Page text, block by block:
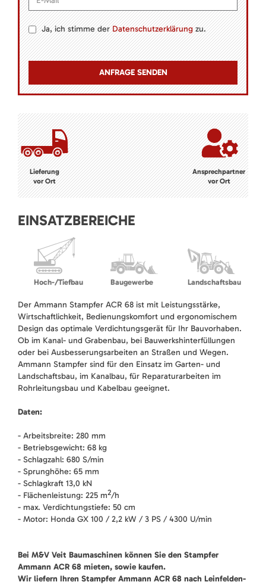
Ja, ich stimme derDatenschutzerklärungzu.
Lieferung
vor Ort
Ansprechpartner
vor Ort
EINSATZBEREICHE
Hoch-/Tiefbau Baugewerbe Landschaftsbau
Der Ammann Stampfer ACR 68 ist mit Leistungsstärke,
Wirtschaftlichkeit, Bedienungskomfort und ergonomischem
Design das optimale Verdichtungsgerät für Ihr Bauvorhaben.
Ob im Kanal- und Grabenbau, bei Bauwerkshinterfüllungen
oder bei Ausbesserungsarbeiten an Straßen und Wegen.
Ammann Stampfer sind für den Einsatz im Garten- und
Landschaftsbau, im Kanalbau, für Reparaturarbeiten im
Rohrleitungsbau und Kabelbau geeignet.
Daten:
- Arbeitsbreite: 280 mm
- Betriebsgewicht: 68 kg
- Schlagzahl: 680 S/min
- Sprunghöhe: 65 mm
- Schlagkraft 13,0 kN
- Flächenleistung: 225 m2/h
- max. Verdichtungstiefe: 50 cm
- Motor: Honda GX 100 / 2,2 kW / 3 PS / 4300 U/min
Bei M&V Veit Baumaschinen können Sie den Stampfer
Ammann ACR 68 mieten, sowie kaufen.
Wir liefern Ihren Stampfer Ammann ACR 68 nach Leinfelden-